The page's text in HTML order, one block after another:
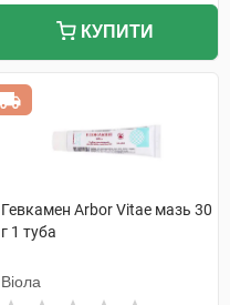
КУПИТИ
Гевкамен Arbor Vitae мазь 30
г 1 туба
Віола